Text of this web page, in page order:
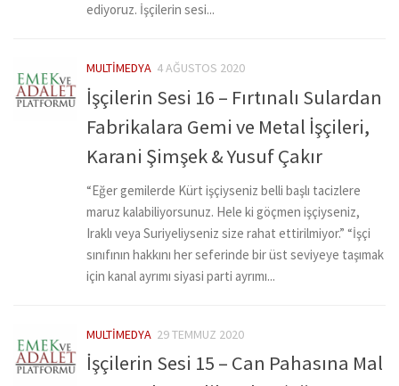
ediyoruz. İşçilerin sesi...
MULTIMEDYA 4 AĞUSTOS 2020
İşçilerin Sesi 16 – Fırtınalı Sulardan
Fabrikalara Gemi ve Metal İşçileri,
Karani Şimşek & Yusuf Çakır
“Eğer gemilerde Kürt işçiyseniz belli başlı tacizlere
maruz kalabiliyorsunuz. Hele ki göçmen işçiyseniz,
Iraklı veya Suriyeliyseniz size rahat ettirilmiyor.” “İşçi
sınıfının hakkını her seferinde bir üst seviyeye taşımak
için kanal ayrımı siyasi parti ayrımı...
MULTIMEDYA 29 TEMMUZ 2020
İşçilerin Sesi 15 – Can Pahasına Mal